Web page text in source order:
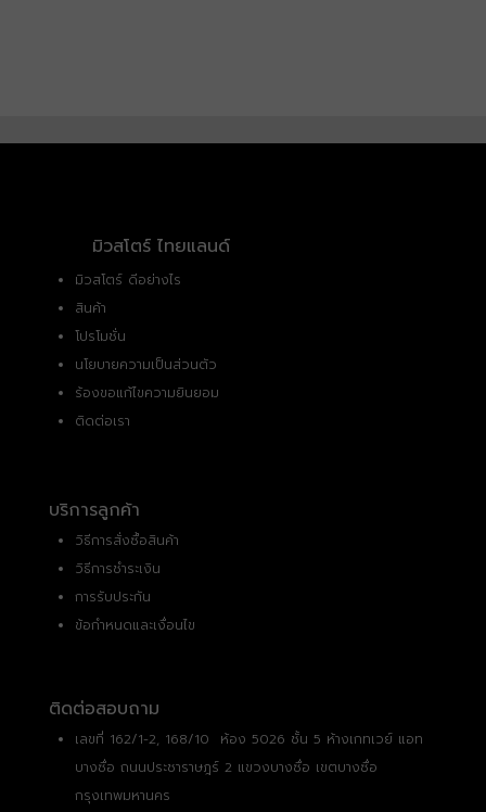
มิวสโตร์ ไทยแลนด์
มิวสโตร์ ดีอย่างไร
สินค้า
โปรโมชั่น
นโยบายความเป็นส่วนตัว
ร้องขอแก้ไขความยินยอม
ติดต่อเรา
บริการลูกค้า
วิธีการสั่งซื้อสินค้า
วิธีการชำระเงิน
การรับประกัน
ข้อกำหนดและเงื่อนไข
ติดต่อสอบถาม
เลขที่ 162/1-2, 168/10 ห้อง 5026 ชั้น 5 ห้างเกทเวย์ แอท
บางซื่อ ถนนประชาราษฎร์ 2 แขวงบางซื่อ เขตบางซื่อ
กรุงเทพมหานคร